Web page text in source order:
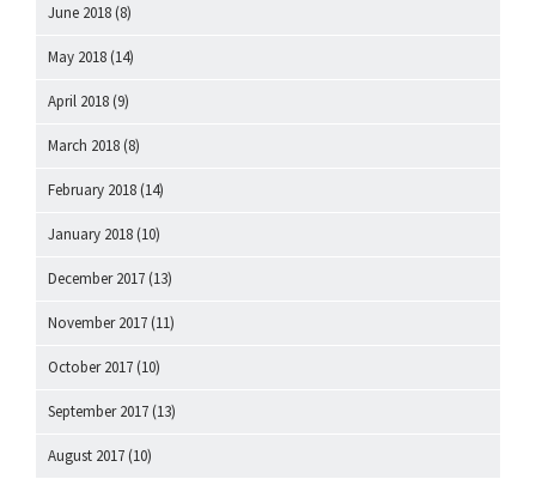
June 2018 (8)
May 2018 (14)
April 2018 (9)
March 2018 (8)
February 2018 (14)
January 2018 (10)
December 2017 (13)
November 2017 (11)
October 2017 (10)
September 2017 (13)
August 2017 (10)